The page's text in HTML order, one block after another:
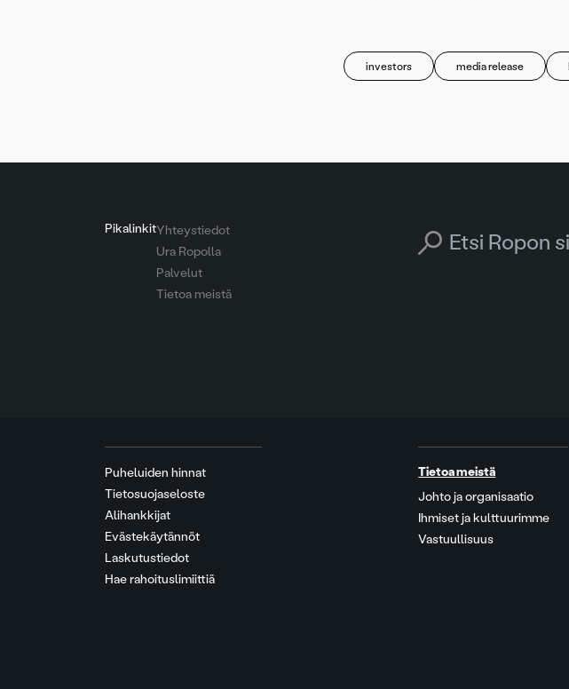
investors media release
PikalinkitYhteystiedot
Ura Ropolla
Palvelut
Tietoa meistä
Search for:
Puheluiden hinnat
Tietosuojaseloste
Alihankkijat
Evästekäytännöt
Laskutustiedot
Hae rahoituslimiittiä
Tietoa meistä
Johto ja organisaatio
Ihmiset ja kulttuurimme
Vastuullisuus